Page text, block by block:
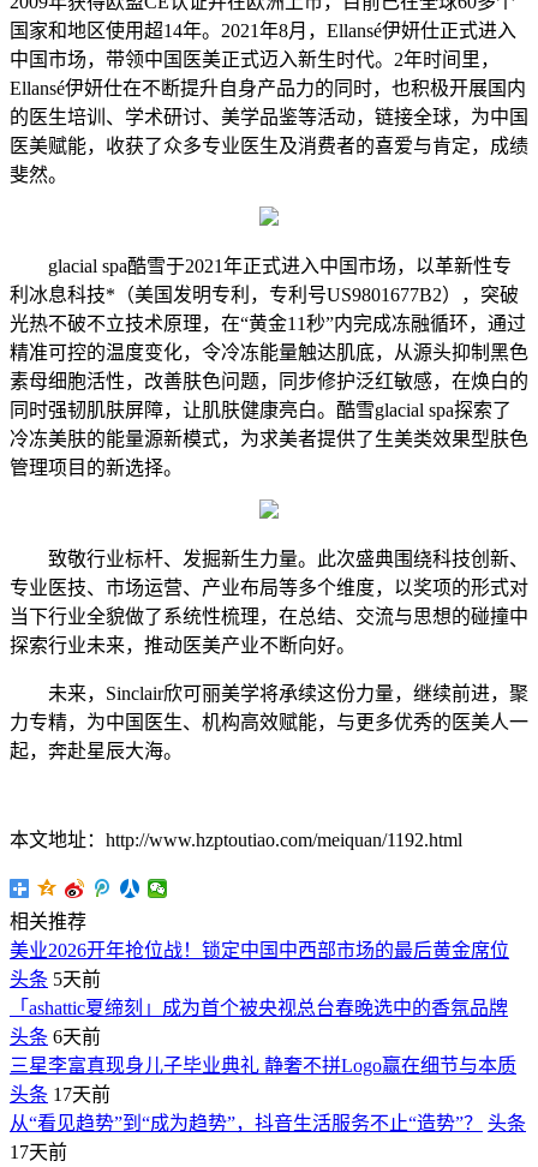
国家和地区使用超14年。2021年8月，Ellansé伊妍仕正式进入
中国市场，带领中国医美正式迈入新生时代。2年时间里，
Ellansé伊妍仕在不断提升自身产品力的同时，也积极开展国内
的医生培训、学术研讨、美学品鉴等活动，链接全球，为中国
医美赋能，收获了众多专业医生及消费者的喜爱与肯定，成绩
斐然。
glacial spa酷雪于2021年正式进入中国市场，以革新性专
利冰息科技*（美国发明专利，专利号US9801677B2），突破
光热不破不立技术原理，在“黄金11秒”内完成冻融循环，通过
精准可控的温度变化，令冷冻能量触达肌底，从源头抑制黑色
素母细胞活性，改善肤色问题，同步修护泛红敏感，在焕白的
同时强韧肌肤屏障，让肌肤健康亮白。酷雪glacial spa探索了
冷冻美肤的能量源新模式，为求美者提供了生美类效果型肤色
管理项目的新选择。
致敬行业标杆、发掘新生力量。此次盛典围绕科技创新、
专业医技、市场运营、产业布局等多个维度，以奖项的形式对
当下行业全貌做了系统性梳理，在总结、交流与思想的碰撞中
探索行业未来，推动医美产业不断向好。
未来，Sinclair欣可丽美学将承续这份力量，继续前进，聚
力专精，为中国医生、机构高效赋能，与更多优秀的医美人一
起，奔赴星辰大海。
本文地址：http://www.hzptoutiao.com/meiquan/1192.html
相关推荐
美业2026开年抢位战！锁定中国中西部市场的最后黄金席位
头条 5天前
「ashattic夏缔刻」成为首个被央视总台春晚选中的香氛品牌
头条 6天前
三星李富真现身儿子毕业典礼 静奢不拼Logo赢在细节与本质
头条 17天前
从“看见趋势”到“成为趋势”，抖音生活服务不止“造势”？
头条
17天前